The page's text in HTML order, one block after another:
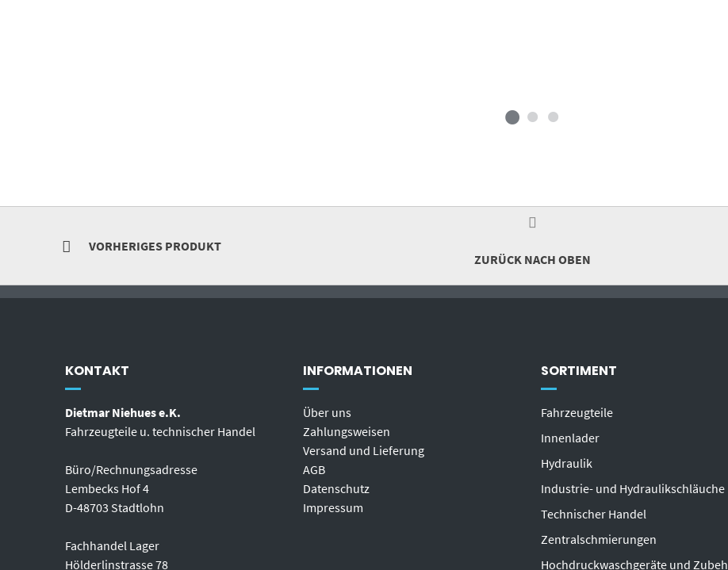
VORHERIGES PRODUKT
ZURÜCK NACH OBEN
KONTAKT
Dietmar Niehues e.K.
Fahrzeugteile u. technischer Handel
Büro/Rechnungsadresse
Lembecks Hof 4
D-48703 Stadtlohn
Fachhandel Lager
Hölderlinstrasse 78
INFORMATIONEN
Über uns
Zahlungsweisen
Versand und Lieferung
AGB
Datenschutz
Impressum
SORTIMENT
Fahrzeugteile
Innenlader
Hydraulik
Industrie- und Hydraulikschläuche
Technischer Handel
Zentralschmierungen
Hochdruckwaschgeräte und